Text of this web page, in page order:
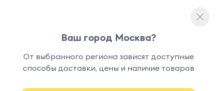
наличии
Ваш город Москва?
От выбранного региона зависят доступные
способы доставки, цены и наличие товаров